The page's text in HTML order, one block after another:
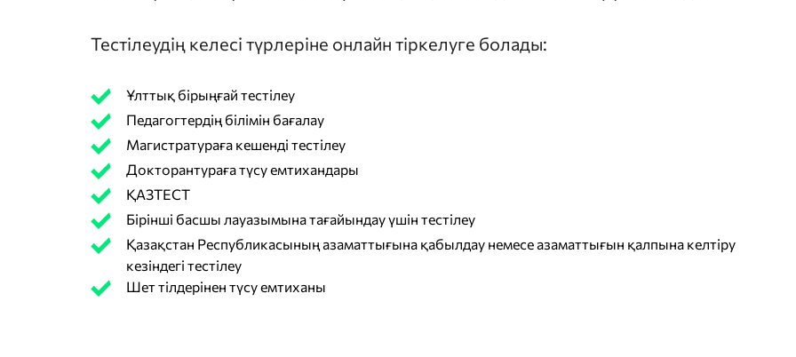
Тестілеудің келесі түрлеріне онлайн тіркелуге болады:
Ұлттық бірыңғай тестілеу
Педагогтердің білімін бағалау
Магистратураға кешенді тестілеу
Докторантураға түсу емтихандары
ҚАЗТЕСТ
Бірінші басшы лауазымына тағайындау үшін тестілеу
Қазақстан Республикасының азаматтығына қабылдау немесе азаматтығын қалпына келтіру
кезіндегі тестілеу
Шет тілдерінен түсу емтиханы